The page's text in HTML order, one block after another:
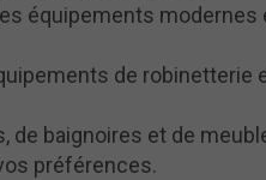
équipements modernes
de robinetterie
de baignoires et de
préférences.